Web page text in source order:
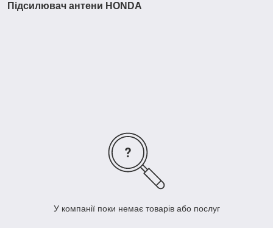
Підсилювач антени HONDA
У компанії поки немає товарів або послуг